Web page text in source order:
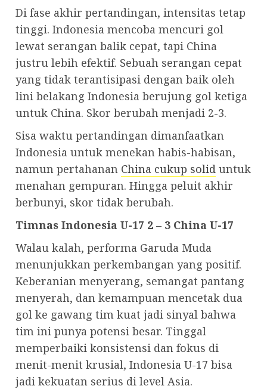
Di fase akhir pertandingan, intensitas tetap
tinggi. Indonesia mencoba mencuri gol
lewat serangan balik cepat, tapi China
justru lebih efektif. Sebuah serangan cepat
yang tidak terantisipasi dengan baik oleh
lini belakang Indonesia berujung gol ketiga
untuk China. Skor berubah menjadi 2-3.
Sisa waktu pertandingan dimanfaatkan
Indonesia untuk menekan habis-habisan,
namun pertahanan China cukup solid untuk
menahan gempuran. Hingga peluit akhir
berbunyi, skor tidak berubah.
Timnas Indonesia U-17 2 – 3 China U-17
Walau kalah, performa Garuda Muda
menunjukkan perkembangan yang positif.
Keberanian menyerang, semangat pantang
menyerah, dan kemampuan mencetak dua
gol ke gawang tim kuat jadi sinyal bahwa
tim ini punya potensi besar. Tinggal
memperbaiki konsistensi dan fokus di
menit-menit krusial, Indonesia U-17 bisa
jadi kekuatan serius di level Asia.